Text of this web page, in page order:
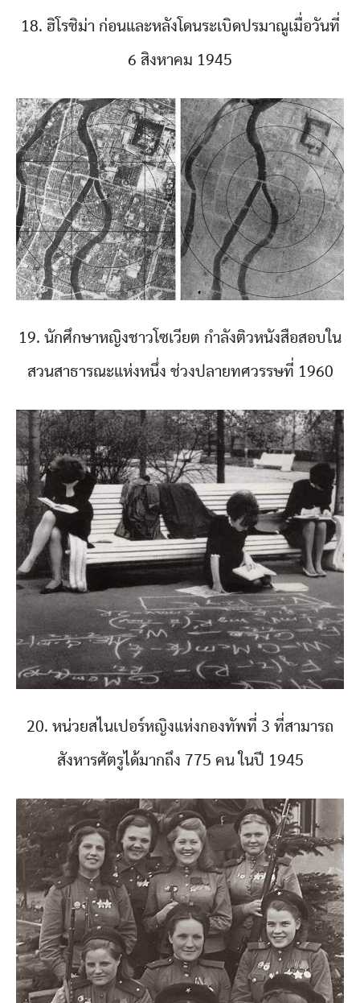
18. ฮิโรชิม่า ก่อนและหลังโดนระเบิดปรมาณูเมื่อวันที่
6 สิงหาคม 1945
19. นักศึกษาหญิงชาวโซเวียต กำลังติวหนังสือสอบใน
สวนสาธารณะแห่งหนึ่ง ช่วงปลายทศวรรษที่ 1960
20. หน่วยสไนเปอร์หญิงแห่งกองทัพที่ 3 ที่สามารถ
สังหารศัตรูได้มากถึง 775 คน ในปี 1945